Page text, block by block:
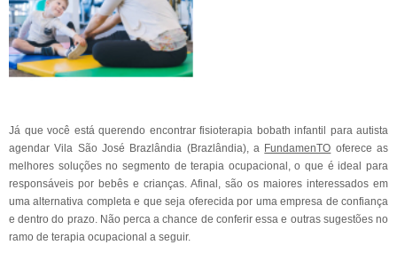
Já que você está querendo encontrar fisioterapia bobath infantil para autista
agendar Vila São José Brazlândia (Brazlândia), a FundamenTO oferece as
melhores soluções no segmento de terapia ocupacional, o que é ideal para
responsáveis por bebês e crianças. Afinal, são os maiores interessados em
uma alternativa completa e que seja oferecida por uma empresa de confiança
e dentro do prazo. Não perca a chance de conferir essa e outras sugestões no
ramo de terapia ocupacional a seguir.